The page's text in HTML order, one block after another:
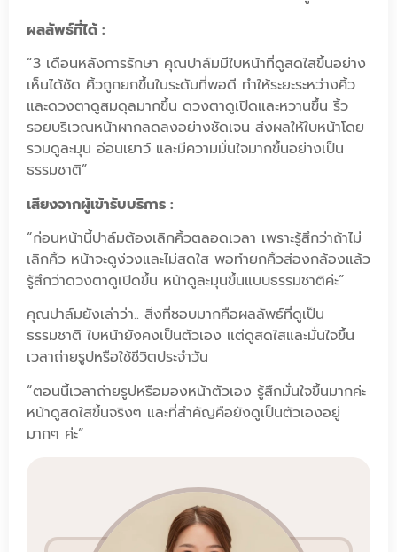
ผลลัพธ์ที่ได้ :
“3 เดือนหลังการรักษา คุณปาล์มมีใบหน้าที่ดูสดใสขึ้นอย่าง
เห็นได้ชัด คิ้วถูกยกขึ้นในระดับที่พอดี ทำให้ระยะระหว่างคิ้ว
และดวงตาดูสมดุลมากขึ้น ดวงตาดูเปิดและหวานขึ้น ริ้ว
รอยบริเวณหน้าผากลดลงอย่างชัดเจน ส่งผลให้ใบหน้าโดย
รวมดูละมุน อ่อนเยาว์ และมีความมั่นใจมากขึ้นอย่างเป็น
ธรรมชาติ”
เสียงจากผู้เข้ารับบริการ :
“ก่อนหน้านี้ปาล์มต้องเลิกคิ้วตลอดเวลา เพราะรู้สึกว่าถ้าไม่
เลิกคิ้ว หน้าจะดูง่วงและไม่สดใส พอทำยกคิ้วส่องกล้องแล้ว
รู้สึกว่าดวงตาดูเปิดขึ้น หน้าดูละมุนขึ้นแบบธรรมชาติค่ะ”
คุณปาล์มยังเล่าว่า.. สิ่งที่ชอบมากคือผลลัพธ์ที่ดูเป็น
ธรรมชาติ ใบหน้ายังคงเป็นตัวเอง แต่ดูสดใสและมั่นใจขึ้น
เวลาถ่ายรูปหรือใช้ชีวิตประจำวัน
“ตอนนี้เวลาถ่ายรูปหรือมองหน้าตัวเอง รู้สึกมั่นใจขึ้นมากค่ะ
หน้าดูสดใสขึ้นจริงๆ และที่สำคัญคือยังดูเป็นตัวเองอยู่
มากๆ ค่ะ”